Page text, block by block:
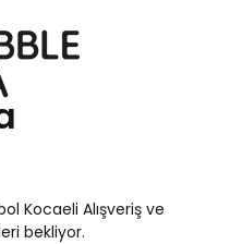
Kocaeli Alışveriş ve
bekliyor.